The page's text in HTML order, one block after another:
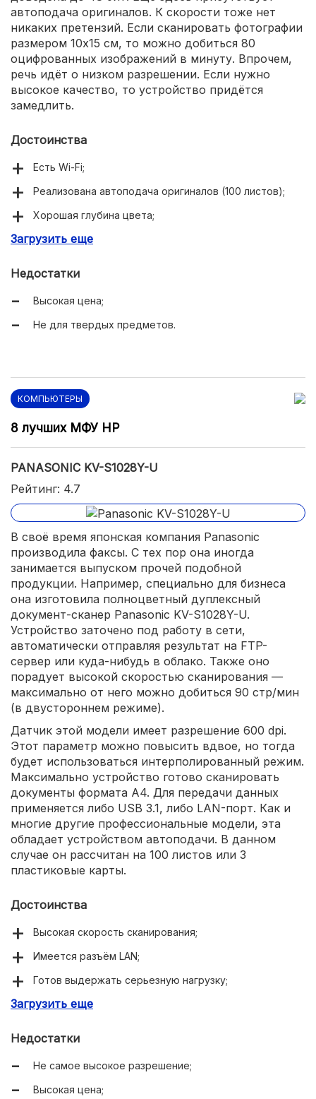
автоподача оригиналов. К скорости тоже нет
никаких претензий. Если сканировать фотографии
размером 10x15 см, то можно добиться 80
оцифрованных изображений в минуту. Впрочем,
речь идёт о низком разрешении. Если нужно
высокое качество, то устройство придётся
замедлить.
Достоинства
Есть Wi-Fi;
Реализована автоподача оригиналов (100 листов);
Хорошая глубина цвета;
Высокая скорость сканирования;
Загрузить еще
Недостатки
Высокая цена;
Не для твердых предметов.
КОМПЬЮТЕРЫ
8 лучших МФУ HP
PANASONIC KV-S1028Y-U
Рейтинг: 4.7
В своё время японская компания Panasonic
производила факсы. С тех пор она иногда
занимается выпуском прочей подобной
продукции. Например, специально для бизнеса
она изготовила полноцветный дуплексный
документ-сканер Panasonic KV-S1028Y-U.
Устройство заточено под работу в сети,
автоматически отправляя результат на FTP-
сервер или куда-нибудь в облако. Также оно
порадует высокой скоростью сканирования —
максимально от него можно добиться 90 стр/мин
(в двустороннем режиме).
Датчик этой модели имеет разрешение 600 dpi.
Этот параметр можно повысить вдвое, но тогда
будет использоваться интерполированный режим.
Максимально устройство готово сканировать
документы формата A4. Для передачи данных
применяется либо USB 3.1, либо LAN-порт. Как и
многие другие профессиональные модели, эта
обладает устройством автоподачи. В данном
случае он рассчитан на 100 листов или 3
пластиковые карты.
Достоинства
Высокая скорость сканирования;
Имеется разъём LAN;
Готов выдержать серьезную нагрузку;
Есть автоподача оригиналов;
Загрузить еще
Недостатки
Не самое высокое разрешение;
Высокая цена;